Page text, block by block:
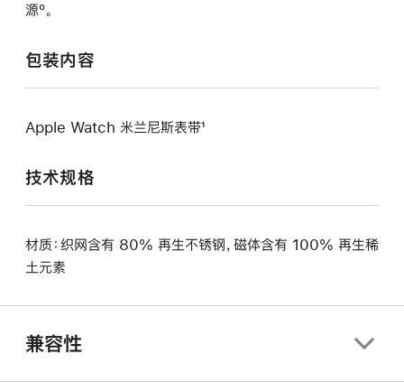
源º。
包装内容
Apple Watch 米兰尼斯表带¹
技术规格
材质：织网含有 80% 再生不锈钢，磁体含有 100% 再生稀
土元素
兼容性